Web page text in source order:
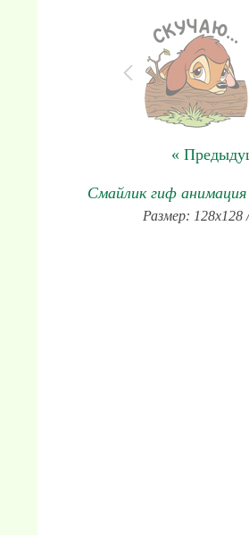
«
Смайлик гиф
Размер: 128x128